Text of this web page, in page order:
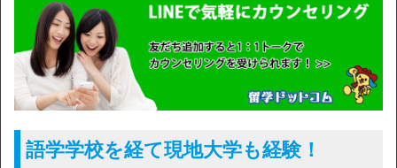
語学学校を経て現地大学も経験！